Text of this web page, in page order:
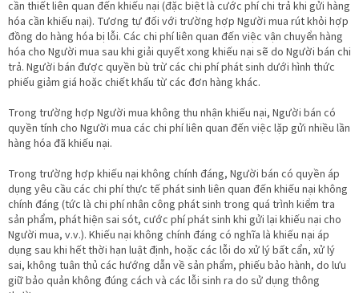
cần thiết liên quan đến khiếu nại (đặc biệt là cước phí chi trả khi gửi hàng
hóa cần khiếu nại). Tương tự đối với trường hợp Người mua rút khỏi hợp
đồng do hàng hóa bị lỗi. Các chi phí liên quan đến việc vận chuyển hàng
hóa cho Người mua sau khi giải quyết xong khiếu nại sẽ do Người bán chi
trả. Người bán được quyền bù trừ các chi phí phát sinh dưới hình thức
phiếu giảm giá hoặc chiết khấu từ các đơn hàng khác.
Trong trường hợp Người mua không thu nhận khiếu nại, Người bán có
quyền tính cho Người mua các chi phí liên quan đến việc lặp gửi nhiều lần
hàng hóa đã khiếu nại.
Trong trường hợp khiếu nại không chính đáng, Người bán có quyền áp
dụng yêu cầu các chi phí thực tế phát sinh liên quan đến khiếu nại không
chính đáng (tức là chi phí nhân công phát sinh trong quá trình kiểm tra
sản phẩm, phát hiện sai sót, cước phí phát sinh khi gửi lại khiếu nại cho
Người mua, v.v.). Khiếu nại không chính đáng có nghĩa là khiếu nại áp
dụng sau khi hết thời hạn luật định, hoặc các lỗi do xử lý bất cẩn, xử lý
sai, không tuân thủ các hướng dẫn về sản phẩm, phiếu bảo hành, do lưu
giữ bảo quản không đúng cách và các lỗi sinh ra do sử dụng thông